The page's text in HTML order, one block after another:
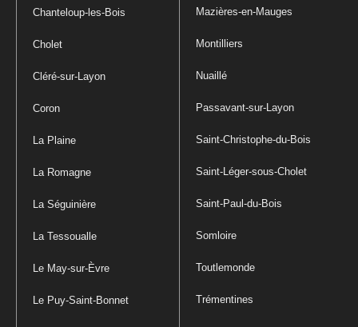
Chanteloup-les-Bois
Cholet
Cléré-sur-Layon
Coron
La Plaine
La Romagne
La Séguinière
La Tessoualle
Le May-sur-Èvre
Le Puy-Saint-Bonnet
Mazières-en-Mauges
Montilliers
Nuaillé
Passavant-sur-Layon
Saint-Christophe-du-Bois
Saint-Léger-sous-Cholet
Saint-Paul-du-Bois
Somloire
Toutlemonde
Trémentines